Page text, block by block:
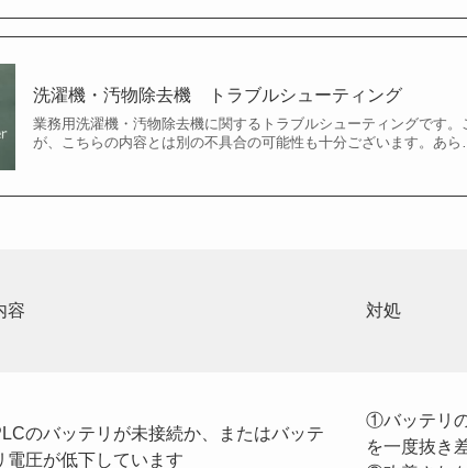
洗濯機・汚物除去機 トラブルシューティング
業務用洗濯機・汚物除去機に関するトラブルシューティングです
が、こちらの内容とは別の不具合の可能性も十分ございます。あら…
容 対処
のバッテリが未接続か、またはバッテ
電圧が低下しています
①バッテリ
を一度抜き